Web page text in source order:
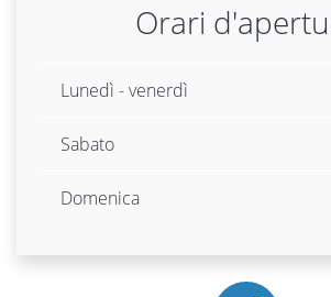
Orari
Lunedì - venerdì
Sabato
Domenica